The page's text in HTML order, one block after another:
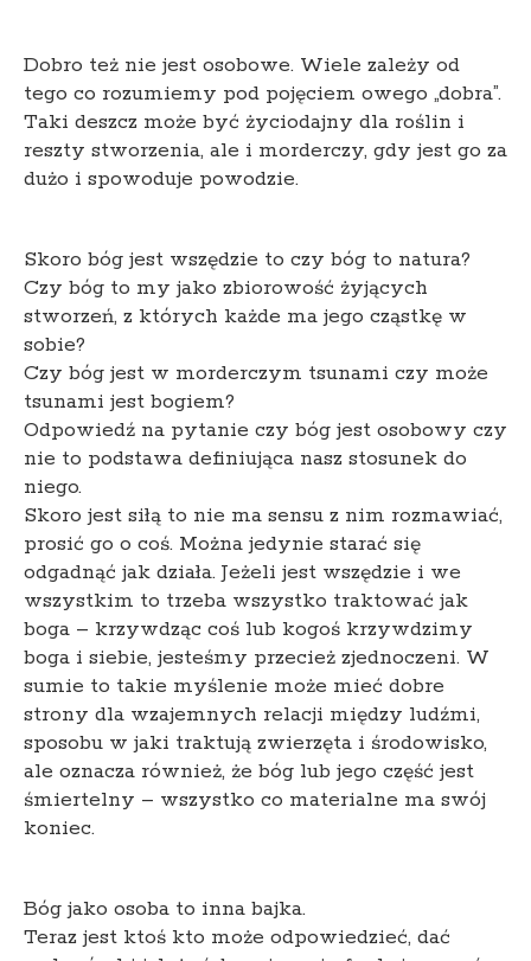
Dobro też nie jest osobowe. Wiele zależy od
tego co rozumiemy pod pojęciem owego „dobra”.
Taki deszcz może być życiodajny dla roślin i
reszty stworzenia, ale i morderczy, gdy jest go za
dużo i spowoduje powodzie.
Skoro bóg jest wszędzie to czy bóg to natura?
Czy bóg to my jako zbiorowość żyjących
stworzeń, z których każde ma jego cząstkę w
sobie?
Czy bóg jest w morderczym tsunami czy może
tsunami jest bogiem?
Odpowiedź na pytanie czy bóg jest osobowy czy
nie to podstawa definiująca nasz stosunek do
niego.
Skoro jest siłą to nie ma sensu z nim rozmawiać,
prosić go o coś. Można jedynie starać się
odgadnąć jak działa. Jeżeli jest wszędzie i we
wszystkim to trzeba wszystko traktować jak
boga – krzywdząc coś lub kogoś krzywdzimy
boga i siebie, jesteśmy przecież zjednoczeni. W
sumie to takie myślenie może mieć dobre
strony dla wzajemnych relacji między ludźmi,
sposobu w jaki traktują zwierzęta i środowisko,
ale oznacza również, że bóg lub jego część jest
śmiertelny – wszystko co materialne ma swój
koniec.
Bóg jako osoba to inna bajka.
Teraz jest ktoś kto może odpowiedzieć, dać